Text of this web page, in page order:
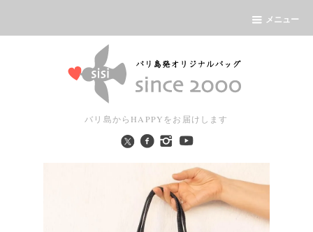
メニュー
バリ島からHAPPYをお届けします